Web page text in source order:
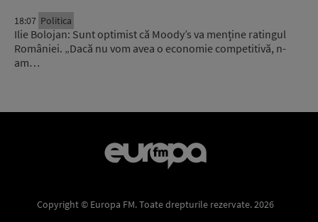
18:07 Politica
Ilie Bolojan: Sunt optimist că Moody’s va menține ratingul
României. „Dacă nu vom avea o economie competitivă, n-
am…
Copyright © Europa FM. Toate drepturile rezervate. 2026